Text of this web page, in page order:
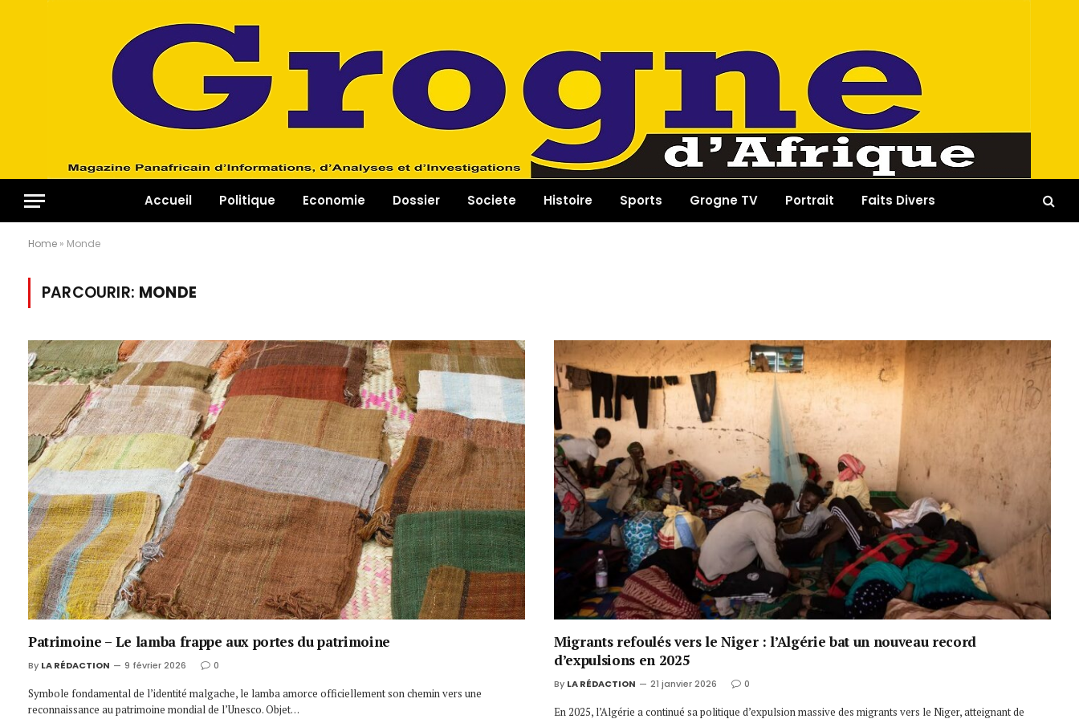
Accueil Politique Economie Dossier Societe Histoire Sports Grogne TV Portrait Faits Divers
Home » Monde
PARCOURIR: MONDE
Patrimoine – Le lamba frappe aux portes du patrimoine
By LA RÉDACTION 9 février 2026 0
Symbole fondamental de l’identité malgache, le lamba amorce officiellement son chemin vers une
reconnaissance au patrimoine mondial de l’Unesco. Objet…
Migrants refoulés vers le Niger : l’Algérie bat un nouveau record
d’expulsions en 2025
By LA RÉDACTION 21 janvier 2026 0
En 2025, l’Algérie a continué sa politique d’expulsion massive des migrants vers le Niger, atteignant de